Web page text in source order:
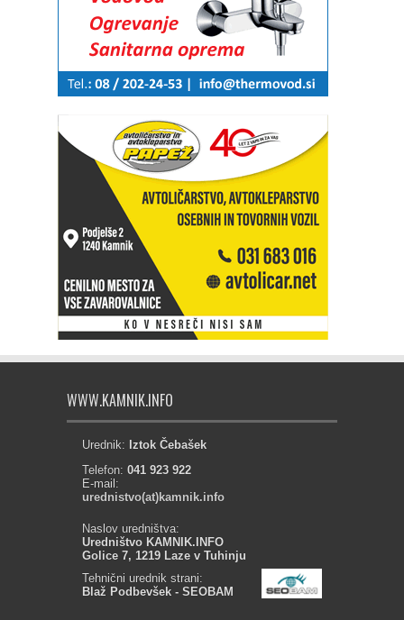
WWW.KAMNIK.INFO
Urednik: Iztok Čebašek
Telefon: 041 923 922
E-mail:
urednistvo(at)kamnik.info
Naslov uredništva:
Uredništvo KAMNIK.INFO
Golice 7, 1219 Laze v Tuhinju
Tehnični urednik strani:
Blaž Podbevšek - SEOBAM